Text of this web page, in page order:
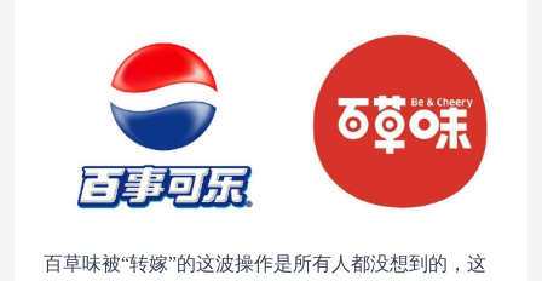
百草味被“转嫁”的这波操作是所有人都没想到的，这